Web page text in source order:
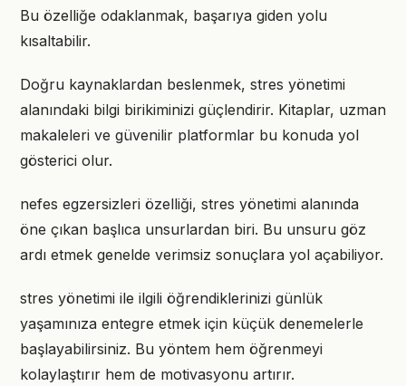
Bu özelliğe odaklanmak, başarıya giden yolu
kısaltabilir.
Doğru kaynaklardan beslenmek, stres yönetimi
alanındaki bilgi birikiminizi güçlendirir. Kitaplar, uzman
makaleleri ve güvenilir platformlar bu konuda yol
gösterici olur.
nefes egzersizleri özelliği, stres yönetimi alanında
öne çıkan başlıca unsurlardan biri. Bu unsuru göz
ardı etmek genelde verimsiz sonuçlara yol açabiliyor.
stres yönetimi ile ilgili öğrendiklerinizi günlük
yaşamınıza entegre etmek için küçük denemelerle
başlayabilirsiniz. Bu yöntem hem öğrenmeyi
kolaylaştırır hem de motivasyonu artırır.